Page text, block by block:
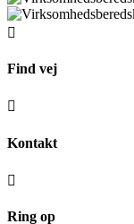

Find vej

Kontakt

Ring op